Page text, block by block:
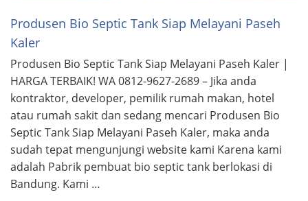
Produsen Bio Septic Tank Siap Melayani Paseh
Kaler
Produsen Bio Septic Tank Siap Melayani Paseh Kaler |
HARGA TERBAIK! WA 0812-9627-2689 – Jika anda
kontraktor, developer, pemilik rumah makan, hotel
atau rumah sakit dan sedang mencari Produsen Bio
Septic Tank Siap Melayani Paseh Kaler, maka anda
sudah tepat mengunjungi website kami Karena kami
adalah Pabrik pembuat bio septic tank berlokasi di
Bandung. Kami …